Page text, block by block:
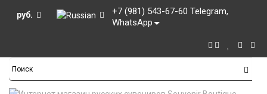
руб.
+7 (981) 543-67-60 Telegram,
WhatsApp